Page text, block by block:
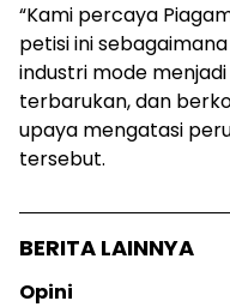
“Kami percaya
petisi ini
industri mode
terbarukan, dan
upaya mengatasi
tersebut.
BERITA LAINNYA
Sosok